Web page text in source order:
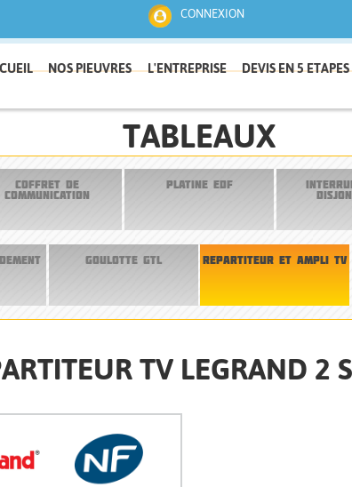
CONNEXION
NOS PIEUVRES L'ENTREPRISE DEVIS EN 5 ETAPES
TABLEAUX
COFFRET DE
COMMUNICATION
PLATINE EDF
GOULOTTE GTL REPARTITEUR ET AMPLI TV
TV LEGRAND 2